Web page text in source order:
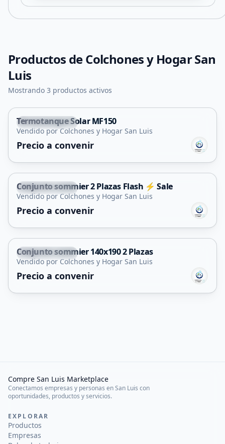
Productos deColchones y Hogar San
Luis
Mostrando 3 productos activos
Villa Mercedes
Termotanque Solar MF150
Vendido por Colchones y Hogar San Luis
Precio a convenir
Villa Mercedes
Conjunto sommier 2 Plazas Flash ⚡ Sale
Vendido por Colchones y Hogar San Luis
Precio a convenir
Villa Mercedes
Conjunto sommier 140x190 2 Plazas
Vendido por Colchones y Hogar San Luis
Precio a convenir
Compre San Luis Marketplace
Conectamos empresas y personas en San Luis con
oportunidades, productos y servicios.
EXPLORAR
Productos
Empresas